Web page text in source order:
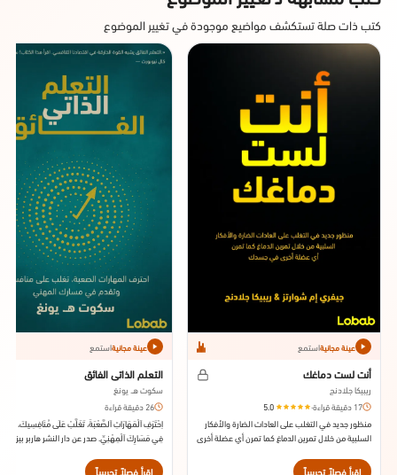
كتب ذات صلة تستكشف مواضيع موجودة في تغيير الموضوع
عينة مجانيةاستمع
أنت لست دماغك
ريبيكا جلادنج
17 دقيقة قراءة
·
5.0
منظور جديد في التغلب على العادات الضارة والأفكار
السلبية من خلال تمرين الدماغ كما تمرن أي عضلة أخرى
اقرأ فصلاً تجريبياً
عينة مجانيةاستمع
التعلم الذاتي الفائق
سكوت هـ. يونغ
26 دقيقة قراءة
اِحْتَرَفِ اَلْمَهَارَاتِ اَلصَّعْبَةَ، تَغَلَّبْ عَلَى مُنَافِسِيكَ،
فِي مَسَارِكَ اَلْمِهْنِيِّ. صدر عن دار النشر هاربر بيزنيس
اقرأ فصلاً تجريبياً